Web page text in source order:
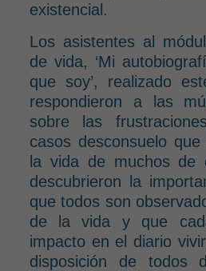
existencial.
Los asistentes al
de vida, ‘Mi
que soy’, realizado
respondieron a las
sobre las
casos desconsuelo
la vida de muchos de
descubrieron la
que todos son
de la vida y que
impacto en el diario
disposición de todos